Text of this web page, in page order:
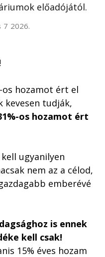
előadójától.
7 2026.
os hozamot ért el
kevesen tudják,
os hozamot ért
ugyanilyen
nem az a célod,
emberévé
is ennek
kell csak!
15% éves hozam